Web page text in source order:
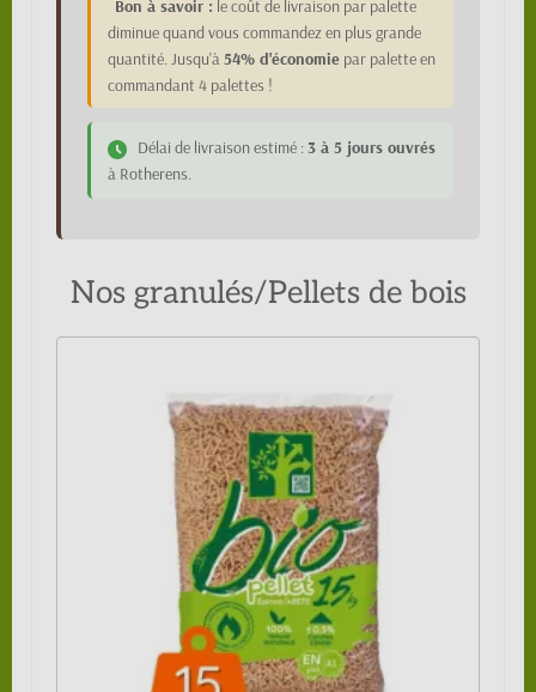
Bon à savoir : le coût de livraison par palette
diminue quand vous commandez en plus grande
quantité. Jusqu'à54% d'économie par palette en
commandant 4 palettes !
Délai de livraison estimé : 3 à 5 jours ouvrés
à Rotherens.
Nos granulés/Pellets de bois